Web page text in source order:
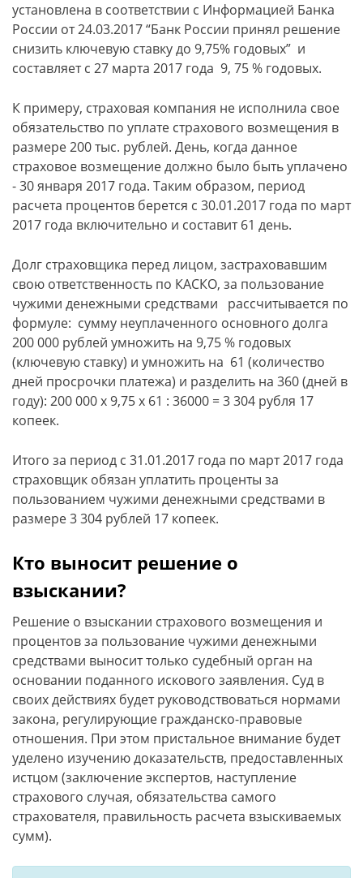
установлена в соответствии с Информацией Банка
России от 24.03.2017 “Банк России принял решение
снизить ключевую ставку до 9,75% годовых” и
составляет с 27 марта 2017 года 9, 75 % годовых.
К примеру, страховая компания не исполнила свое
обязательство по уплате страхового возмещения в
размере 200 тыс. рублей. День, когда данное
страховое возмещение должно было быть уплачено
- 30 января 2017 года. Таким образом, период
расчета процентов берется с 30.01.2017 года по март
2017 года включительно и составит 61 день.
Долг страховщика перед лицом, застраховавшим
свою ответственность по КАСКО, за пользование
чужими денежными средствами рассчитывается по
формуле: сумму неуплаченного основного долга
200 000 рублей умножить на 9,75 % годовых
(ключевую ставку) и умножить на 61 (количество
дней просрочки платежа) и разделить на 360 (дней в
году): 200 000 х 9,75 х 61 : 36000 = 3 304 рубля 17
копеек.
Итого за период с 31.01.2017 года по март 2017 года
страховщик обязан уплатить проценты за
пользованием чужими денежными средствами в
размере 3 304 рублей 17 копеек.
Кто выносит решение о
взыскании?
Решение о взыскании страхового возмещения и
процентов за пользование чужими денежными
средствами выносит только судебный орган на
основании поданного искового заявления. Суд в
своих действиях будет руководствоваться нормами
закона, регулирующие гражданско-правовые
отношения. При этом пристальное внимание будет
уделено изучению доказательств, предоставленных
истцом (заключение экспертов, наступление
страхового случая, обязательства самого
страхователя, правильность расчета взыскиваемых
сумм).